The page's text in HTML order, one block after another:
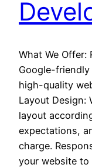
What We Offer:
Google-
high-quality
Layout Design:
layout
expectations,
charge.
your website